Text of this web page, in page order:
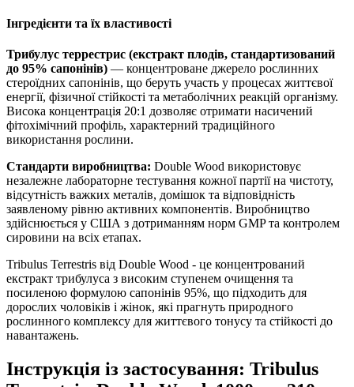
Інгредієнти та їх властивості
Трибулус террестрис (екстракт плодів, стандартизований
до 95% сапонінів) — концентроване джерело рослинних
стероїдних сапонінів, що беруть участь у процесах життєвої
енергії, фізичної стійкості та метаболічних реакцій організму.
Висока концентрація 20:1 дозволяє отримати насичений
фітохімічний профіль, характерний традиційного
використання рослини.
Стандарти виробництва: Double Wood використовує
незалежне лабораторне тестування кожної партії на чистоту,
відсутність важких металів, домішок та відповідність
заявленому рівню активних компонентів. Виробництво
здійснюється у США з дотриманням норм GMP та контролем
сировини на всіх етапах.
Tribulus Terrestris від Double Wood - це концентрований
екстракт трибулуса з високим ступенем очищення та
посиленою формулою сапонінів 95%, що підходить для
дорослих чоловіків і жінок, які прагнуть природного
рослинного комплексу для життєвого тонусу та стійкості до
навантажень.
Інструкція із застосування: Tribulus